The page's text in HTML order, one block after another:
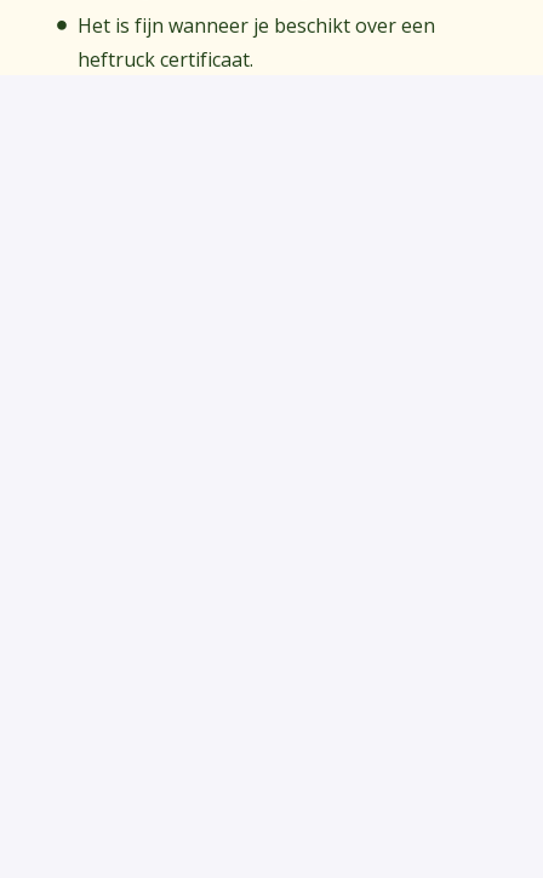
Het is fijn wanneer je beschikt over een
heftruck certificaat.